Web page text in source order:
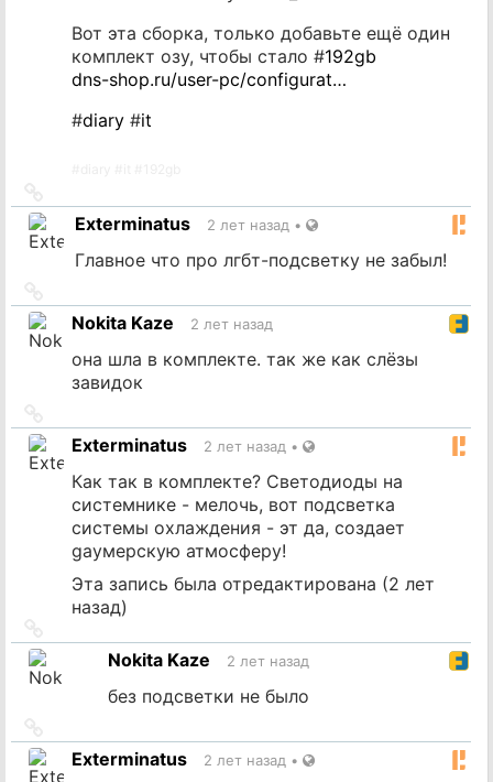
Вот эта сборка, только добавьте ещё один
комплект озу, чтобы стало #192gb
dns-shop.ru/user-pc/configurat…
#diary #it
на
источникExterminatus 2 лет назад •
Главное что про лгбт-подсветку не забыл!
на
источник
Nokita Kaze 2 лет назад
она шла в комплекте. так же как слёзы
завидок
на
источник
Exterminatus 2 лет назад •
Как так в комплекте? Светодиоды на
системнике - мелочь, вот подсветка
системы охлаждения - эт да, создает
gayмерскую атмосферу!
Эта запись была отредактирована (2 лет
назад)
на
источникNokita Kaze 2 лет назад
без подсветки не было
на
источник
Exterminatus 2 лет назад •